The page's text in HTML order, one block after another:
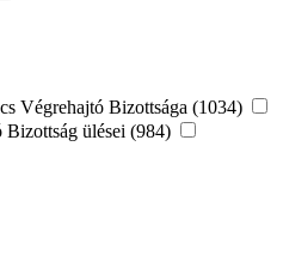
Végrehajtó Bizottsága (1034)
ülései (984)